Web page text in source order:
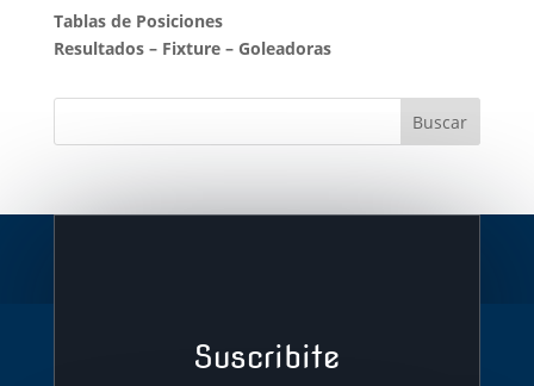
Tablas de Posiciones
Resultados– Fixture– Goleadoras
Suscribite